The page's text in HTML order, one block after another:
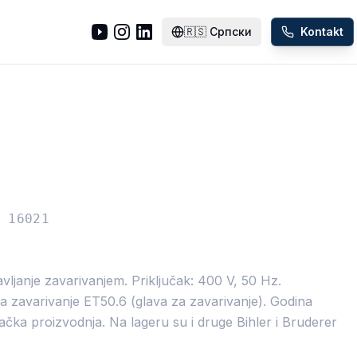
🇷🇸 Српски Kontakt
zavarivanjem. Priključak: 400 V, 50 Hz.
zavarivanje ET50.6 (glava za zavarivanje). Godina
proizvodnja. Na lageru su i druge Bihler i Bruderer